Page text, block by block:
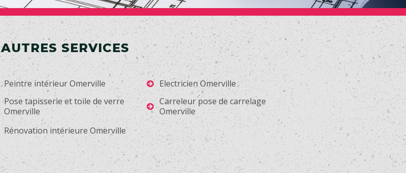
AUTRES SERVICES
Peintre intérieur Omerville
Pose tapisserie et toile de verre
Omerville
Rénovation intérieure Omerville
Electricien Omerville
Carreleur pose de carrelage
Omerville